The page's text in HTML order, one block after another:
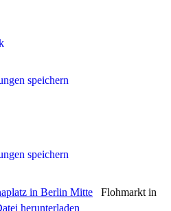
speichern
speichern
in Berlin Mitte Flohmarkt in